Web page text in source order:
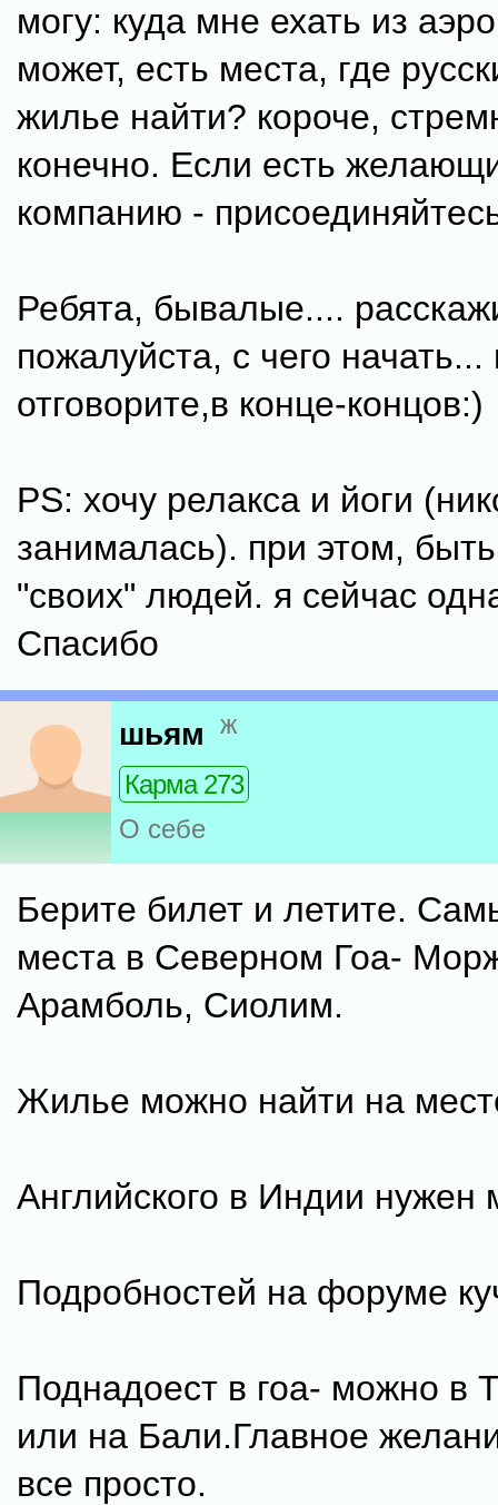
могу: куда мне ехать из
может, есть места, где
жилье найти? короче,
конечно. Если есть
компанию -
Ребята, бывалые....
пожалуйста, с чего начать...
отговорите,в конце-концов:)
PS: хочу релакса и йоги
занималась). при этом,
"своих" людей. я сейчас
Спасибо
шьям ж
Карма 273
О себе
Берите билет и летите.
места в Северном Гоа-
Арамболь, Сиолим.
Жилье можно найти на
Английского в Индии нужен
Подробностей на форуме
Поднадоест в гоа- можно в
или на Бали.Главное
все просто.